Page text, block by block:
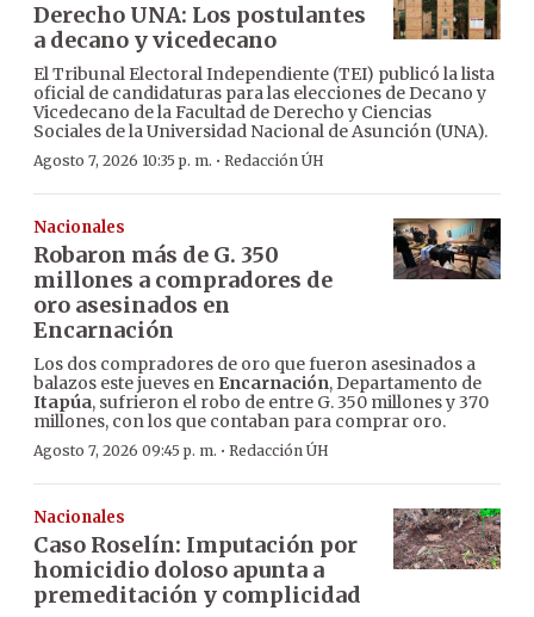
Derecho UNA: Los postulantes
a decano y vicedecano
El Tribunal Electoral Independiente (TEI) publicó la lista
oficial de candidaturas para las elecciones de Decano y
Vicedecano de la Facultad de Derecho y Ciencias
Sociales de la Universidad Nacional de Asunción (UNA).
Agosto 7, 2026 10:35 p. m. · Redacción ÚH
Nacionales
Robaron más de G. 350
millones a compradores de
oro asesinados en
Encarnación
Los dos compradores de oro que fueron asesinados a
balazos este jueves en Encarnación, Departamento de
Itapúa, sufrieron el robo de entre G. 350 millones y 370
millones, con los que contaban para comprar oro.
Agosto 7, 2026 09:45 p. m. · Redacción ÚH
Nacionales
Caso Roselín: Imputación por
homicidio doloso apunta a
premeditación y complicidad